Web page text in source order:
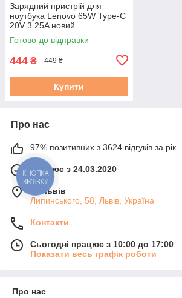
Зарядний пристрій для
ноутбука Lenovo 65W Type-C
20V 3.25A новий
Готово до відправки
444 ₴ 449 ₴
Купити
Про нас
97% позитивних з 3624 відгуків за рік
Працює з 24.03.2020
м. Львів
Липинського, 58, Львів, Україна
Контакти
Сьогодні працює з 10:00 до 17:00
Показати весь графік роботи
Про нас
КНОПКА
ЗВ'ЯЗКУ